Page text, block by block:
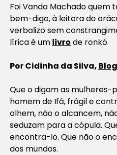
Foi Vanda Machado quem
bem-digo, à leitora do
verbalizo sem
lírica é um livro de ronkó.
Por Cidinha da Silva,
Que o digam as mulheres-
homem de Ifá, frágil e
olhem, não o alcancem,
seduzam para a cópula.
encontra-lo. Que não o
dos mundos.